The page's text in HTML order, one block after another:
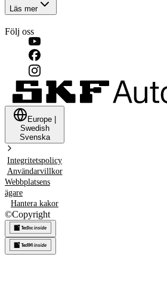
Läs mer
Följ oss
Europe
Swedish
Svenska
Integritetspolicy
Användarvillkor
Webbplatsens
ägare
Hantera kakor
©Copyright